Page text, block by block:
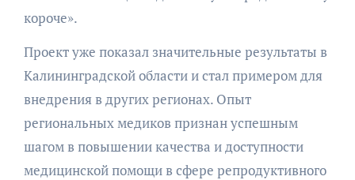
короче».
Проект уже показал значительные результаты в
Калининградской области и стал примером для
внедрения в других регионах. Опыт
региональных медиков признан успешным
шагом в повышении качества и доступности
медицинской помощи в сфере репродуктивного